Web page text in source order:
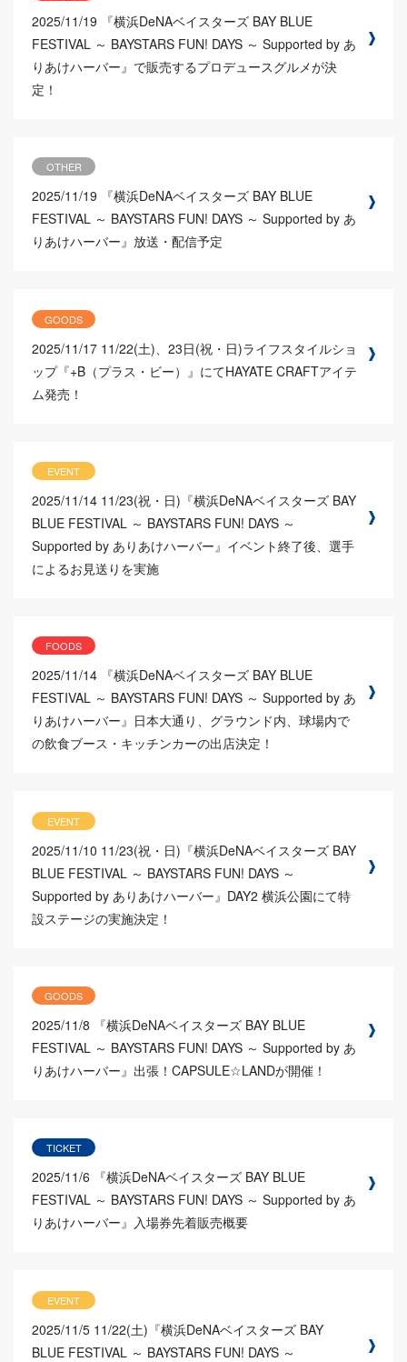
2025/11/19
『横浜DeNAベイスターズ BAY BLUE
FESTIVAL ～ BAYSTARS FUN! DAYS ～ Supported by あ
りあけハーバー』で販売するプロデュースグルメが決
定！
OTHER
2025/11/19
『横浜DeNAベイスターズ BAY BLUE
FESTIVAL ～ BAYSTARS FUN! DAYS ～ Supported by あ
りあけハーバー』放送・配信予定
GOODS
2025/11/17 11/22(土)、23日(祝・日)ライフスタイルショ
ップ『+B（プラス・ビー）』にてHAYATE CRAFTアイテ
ム発売！
EVENT
2025/11/14 11/23(祝・日)『横浜DeNAベイスターズ BAY
BLUE FESTIVAL ～ BAYSTARS FUN! DAYS ～
Supported by ありあけハーバー』イベント終了後、選手
によるお見送りを実施
FOODS
2025/11/14 『横浜DeNAベイスターズ BAY BLUE
FESTIVAL ～ BAYSTARS FUN! DAYS ～ Supported by あ
りあけハーバー』日本大通り、グラウンド内、球場内で
の飲食ブース・キッチンカーの出店決定！
EVENT
2025/11/10 11/23(祝・日)『横浜DeNAベイスターズ BAY
BLUE FESTIVAL ～ BAYSTARS FUN! DAYS ～
Supported by ありあけハーバー』DAY2 横浜公園にて特
設ステージの実施決定！
GOODS
2025/11/8
『横浜DeNAベイスターズ BAY BLUE
FESTIVAL ～ BAYSTARS FUN! DAYS ～ Supported by あ
りあけハーバー』出張！CAPSULE☆LANDが開催！
TICKET
2025/11/6
『横浜DeNAベイスターズ BAY BLUE
FESTIVAL ～ BAYSTARS FUN! DAYS ～ Supported by あ
りあけハーバー』入場券先着販売概要
EVENT
2025/11/5 11/22(土)『横浜DeNAベイスターズ BAY
BLUE FESTIVAL ～ BAYSTARS FUN! DAYS ～